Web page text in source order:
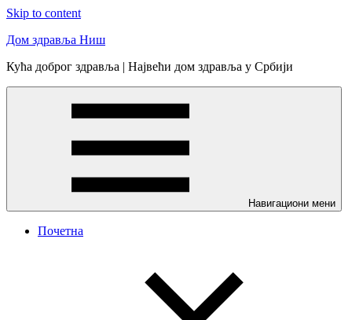
Skip to content
Дом здравља Ниш
Кућа доброг здравља | Највећи дом здравља у Србији
Навигациони мени
Почетна